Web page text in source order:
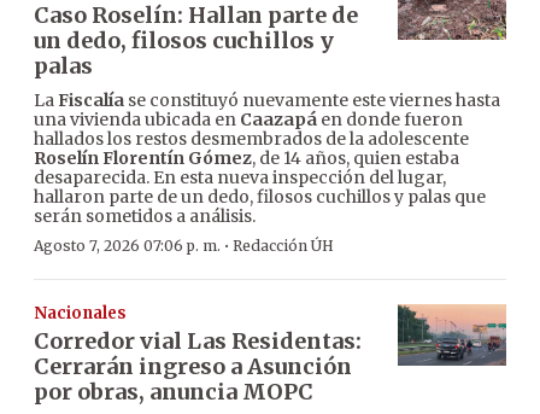
Caso Roselín: Hallan parte de
un dedo, filosos cuchillos y
palas
LaFiscalía se constituyó nuevamente este viernes hasta
una vivienda ubicada en Caazapá en donde fueron
hallados los restos desmembrados de la adolescente
Roselín Florentín Gómez, de 14 años, quien estaba
desaparecida. En esta nueva inspección del lugar,
hallaron parte de un dedo, filosos cuchillos y palas que
serán sometidos a análisis.
Agosto 7, 2026 07:06 p. m. · Redacción ÚH
Nacionales
Corredor vial Las Residentas:
Cerrarán ingreso a Asunción
por obras, anuncia MOPC